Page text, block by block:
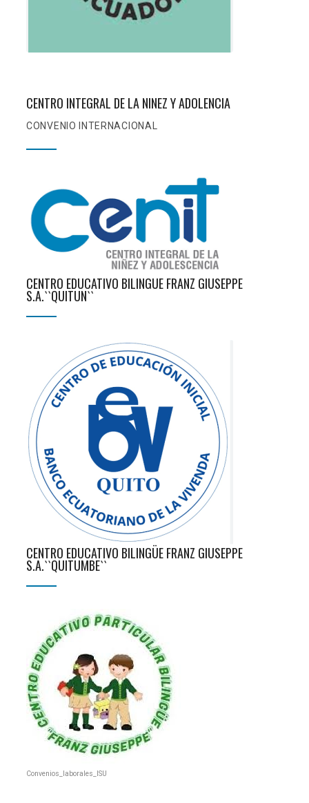
CENTRO INTEGRAL DE LA NIÑEZ Y ADOLENCIA
CONVENIO INTERNACIONAL
CENTRO EDUCATIVO BILINGUE FRANZ GIUSEPPE
S.A.``QUITUN``
CENTRO EDUCATIVO BILINGÜE FRANZ GIUSEPPE
S.A.``QUITUMBE``
Convenios_laborales_ISU